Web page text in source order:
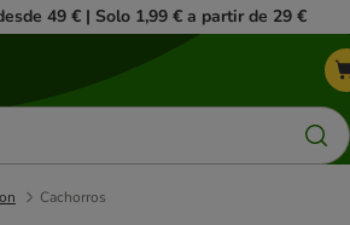
49 € | Solo 1,99 € a partir de 29 €
Cachorros